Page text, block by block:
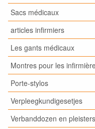
Sacs médicaux
articles infirmiers
Les gants médicaux
Montres pour les
Porte-stylos
Verpleegkundigesetjes
Verbanddozen en pleisters